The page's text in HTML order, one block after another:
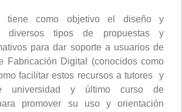
tiene como objetivo el diseño y
diversos tipos de propuestas y
para dar soporte a usuarios de
Fabricación Digital (conocidos como
facilitar estos recursos a tutores y
universidad y último curso de
promover su uso y orientación